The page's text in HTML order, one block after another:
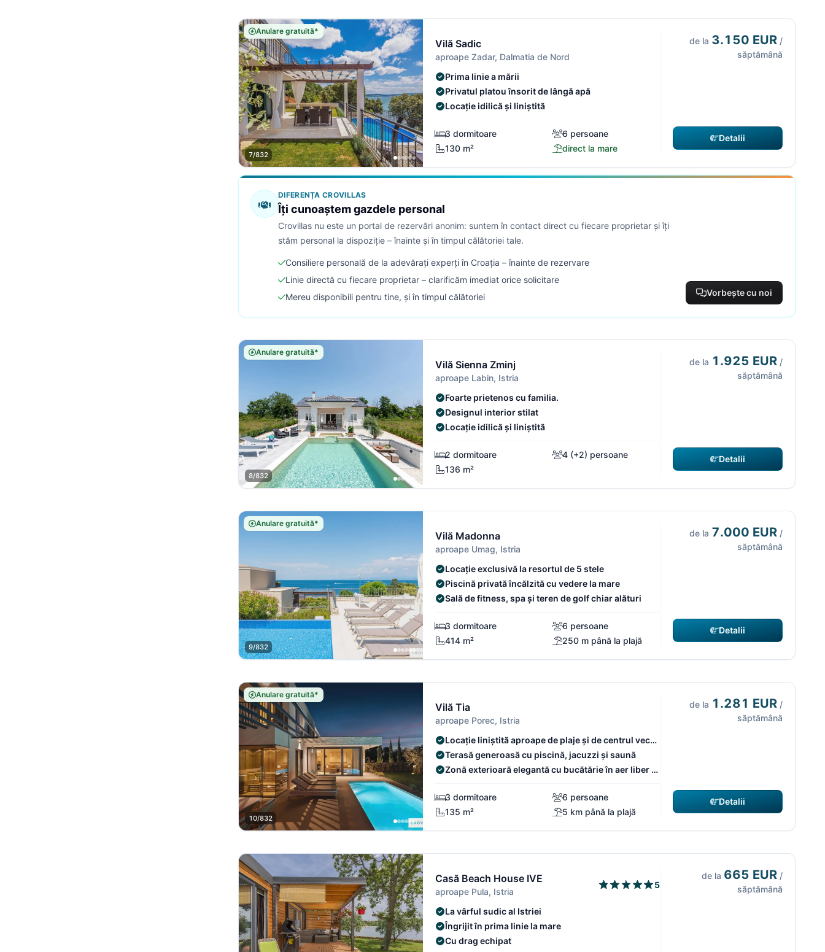
Anulare gratuită*
7/832
Vilă Sadic
aproape Zadar, Dalmatia de Nord
Prima linie a mării
Privatul platou însorit de lângă apă
Locație idilică și liniștită
3 dormitoare
6 persoane
130 m²
direct la mare
de la 3.150 EUR /
săptămână
Detalii
DIFERENȚA CROVILLAS
Îți cunoaștem gazdele personal
Crovillas nu este un portal de rezervări anonim: suntem în contact direct cu fiecare proprietar și îți
stăm personal la dispoziție – înainte și în timpul călătoriei tale.
Consiliere personală de la adevărați experți în Croația – înainte de rezervare
Linie directă cu fiecare proprietar – clarificăm imediat orice solicitare
Mereu disponibili pentru tine, și în timpul călătoriei
Vorbește cu noi
Anulare gratuită*
8/832
Vilă Sienna Zminj
aproape Labin, Istria
Foarte prietenos cu familia.
Designul interior stilat
Locație idilică și liniștită
2 dormitoare
4 (+2) persoane
136 m²
de la 1.925 EUR /
săptămână
Detalii
Anulare gratuită*
9/832
Vilă Madonna
aproape Umag, Istria
Locație exclusivă la resortul de 5 stele
Piscină privată încălzită cu vedere la mare
Sală de fitness, spa și teren de golf chiar alături
3 dormitoare
6 persoane
414 m²
250 m până la plajă
de la 7.000 EUR /
săptămână
Detalii
Anulare gratuită*
10/832
Vilă Tia
aproape Porec, Istria
Locație liniștită aproape de plaje și de centrul vechi
Poreč
Terasă generoasă cu piscină, jacuzzi și saună
Zonă exterioară elegantă cu bucătărie în aer liber și
3 dormitoare
6 persoane
135 m²
5 km până la plajă
de la 1.281 EUR /
săptămână
Detalii
Casă Beach House IVE
aproape Pula, Istria
5
La vârful sudic al Istriei
Îngrijit în prima linie la mare
Cu drag echipat
de la 665 EUR /
săptămână